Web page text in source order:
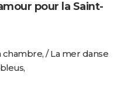
pour la Saint-
chambre, / La mer danse